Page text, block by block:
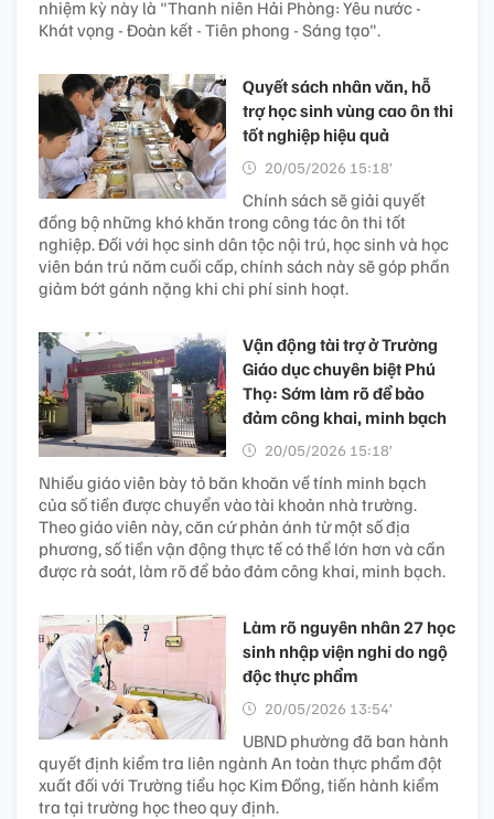
nhiệm kỳ này là "Thanh niên Hải Phòng: Yêu nước -
Khát vọng - Đoàn kết - Tiên phong - Sáng tạo".
Quyết sách nhân văn, hỗ
trợ học sinh vùng cao ôn thi
tốt nghiệp hiệu quả
20/05/2026 15:18’
Chính sách sẽ giải quyết
đồng bộ những khó khăn trong công tác ôn thi tốt
nghiệp. Đối với học sinh dân tộc nội trú, học sinh và học
viên bán trú năm cuối cấp, chính sách này sẽ góp phần
giảm bớt gánh nặng khi chi phí sinh hoạt.
Vận động tài trợ ở Trường
Giáo dục chuyên biệt Phú
Thọ: Sớm làm rõ để bảo
đảm công khai, minh bạch
20/05/2026 15:18’
Nhiều giáo viên bày tỏ băn khoăn về tính minh bạch
của số tiền được chuyển vào tài khoản nhà trường.
Theo giáo viên này, căn cứ phản ánh từ một số địa
phương, số tiền vận động thực tế có thể lớn hơn và cần
được rà soát, làm rõ để bảo đảm công khai, minh bạch.
Làm rõ nguyên nhân 27 học
sinh nhập viện nghi do ngộ
độc thực phẩm
20/05/2026 13:54’
UBND phường đã ban hành
quyết định kiểm tra liên ngành An toàn thực phẩm đột
xuất đối với Trường tiểu học Kim Đồng, tiến hành kiểm
tra tại trường học theo quy định.